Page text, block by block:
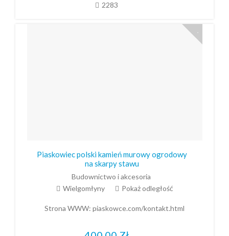
2283
Piaskowiec polski kamień murowy ogrodowy
na skarpy stawu
Budownictwo i akcesoria
Wielgomłyny
Pokaż odległość
Strona WWW: piaskowce.com/kontakt.html